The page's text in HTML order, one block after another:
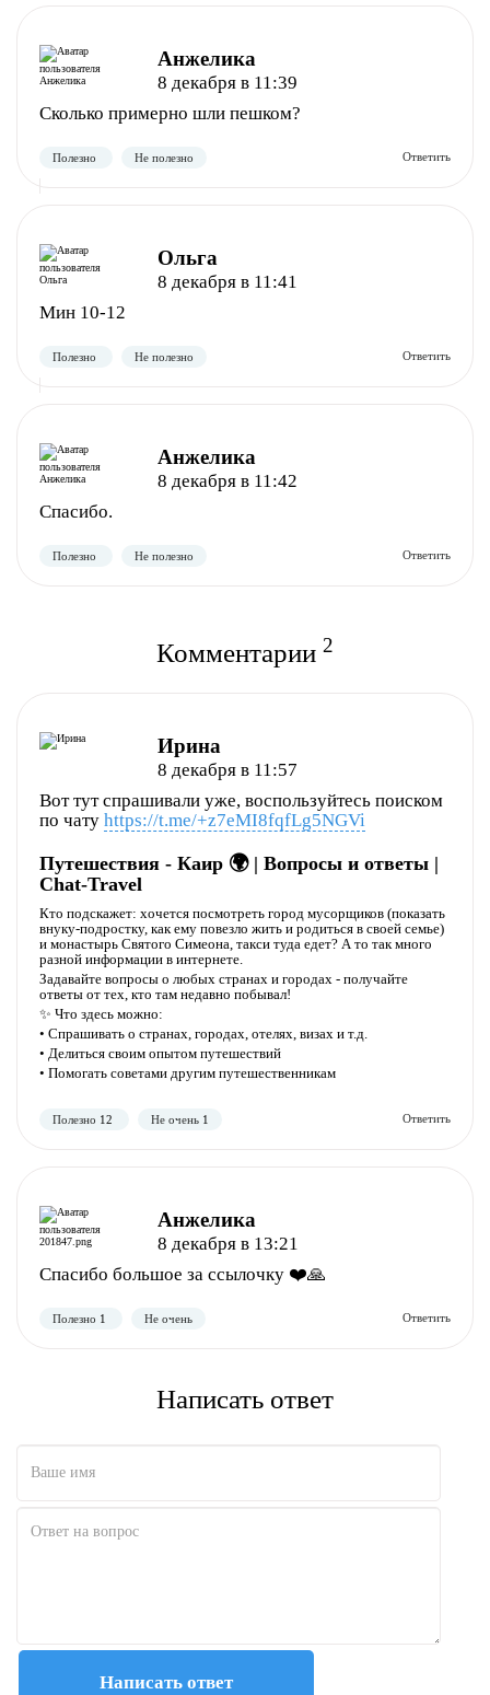
Полезно Не полезно
Анжелика
8 декабря в 11:39
Сколько примерно шли пешком?
Полезно Не полезно
Ольга
8 декабря в 11:41
Мин 10-12
Полезно Не полезно
Анжелика
8 декабря в 11:42
Спасибо.
Комментарии 2
Ирина
8 декабря в 11:57
Вот тут спрашивали уже, воспользуйтесь поиском
по чату https://t.me/+z7eMI8fqfLg5NGVi
Путешествия - Каир 🌍 | Вопросы и ответы |
Chat-Travel
Кто подскажет: хочется посмотреть город мусорщиков (показать
внуку-подростку, как ему повезло жить и родиться в своей семье)
и монастырь Святого Симеона, такси туда едет? А то так много
разной информации в интернете.
Задавайте вопросы о любых странах и городах - получайте
ответы от тех, кто там недавно побывал!
✨ Что здесь можно:
• Спрашивать о странах, городах, отелях, визах и т.д.
• Делиться своим опытом путешествий
• Помогать советами другим путешественникам
Анжелика
8 декабря в 13:21
Спасибо большое за ссылочку ❤️🙏
Написать ответ
Написать ответ